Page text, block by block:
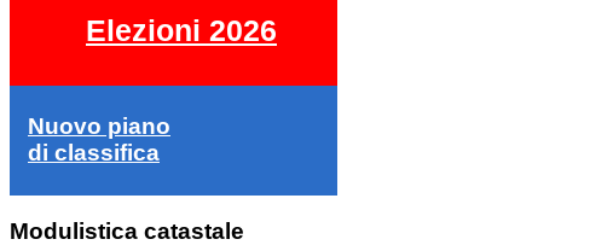
Elezioni 2026
Nuovo piano
di classifica
Modulistica catastale